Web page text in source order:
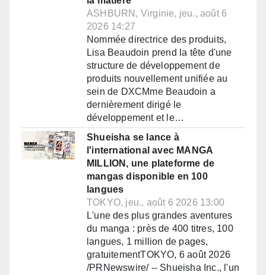
ASHBURN, Virginie, jeu., août 6
2026 14:27
Nommée directrice des produits,
Lisa Beaudoin prend la tête d'une
structure de développement de
produits nouvellement unifiée au
sein de DXCMme Beaudoin a
dernièrement dirigé le
développement et le…
Shueisha se lance à
l'international avec MANGA
MILLION, une plateforme de
mangas disponible en 100
langues
TOKYO, jeu., août 6 2026 13:00
L'une des plus grandes aventures
du manga : près de 400 titres, 100
langues, 1 million de pages,
gratuitementTOKYO, 6 août 2026
/PRNewswire/ -- Shueisha Inc., l'un